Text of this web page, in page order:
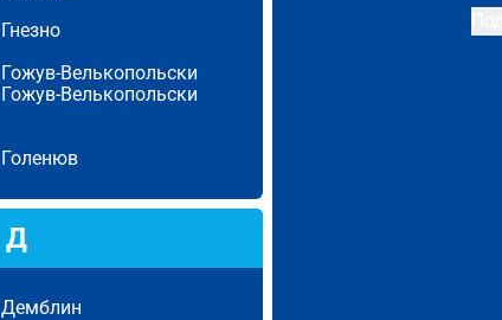
Гнезно
Гожув-Велькопольски
Гожув-Велькопольски
Голенюв
Д
Демблин